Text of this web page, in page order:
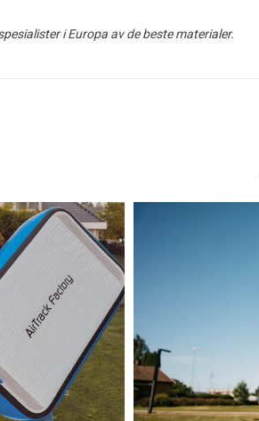
i Europa av de beste materialer.